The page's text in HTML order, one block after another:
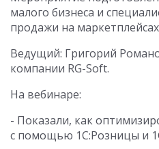
малого бизнеса и
продажи на
Ведущий: Григорий
компании RG-Soft.
На вебинаре:
- Показали, как
с помощью 1С:Розницы и